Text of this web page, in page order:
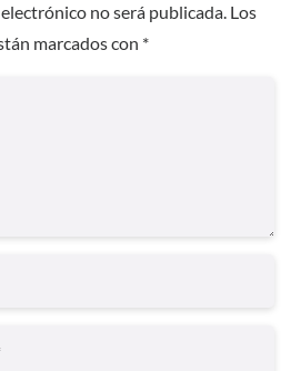
no será publicada. Los
marcados con *